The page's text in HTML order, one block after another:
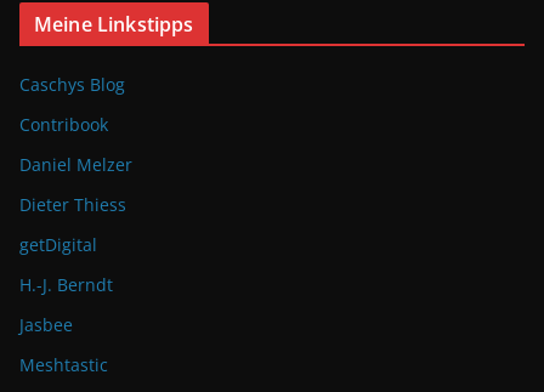
Meine Linkstipps
Caschys Blog
Contribook
Daniel Melzer
Dieter Thiess
getDigital
H.-J. Berndt
Jasbee
Meshtastic